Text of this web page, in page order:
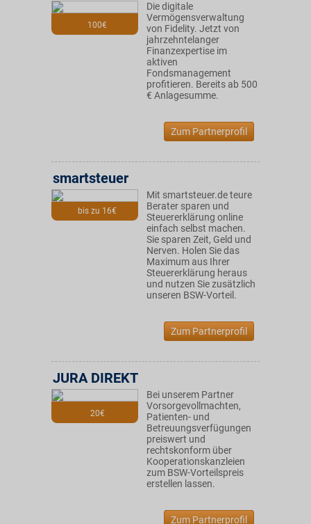
100€
Die digitale
Vermögensverwaltung
von Fidelity. Jetzt von
jahrzehntelanger
Finanzexpertise im
aktiven
Fondsmanagement
profitieren. Bereits ab 500
€ Anlagesumme.
Zum Partnerprofil
bis zu 16€
smartsteuer
Mit smartsteuer.de teure
Berater sparen und
Steuererklärung online
einfach selbst machen.
Sie sparen Zeit, Geld und
Nerven. Holen Sie das
Maximum aus Ihrer
Steuererklärung heraus
und nutzen Sie zusätzlich
unseren BSW-Vorteil.
Zum Partnerprofil
20€
JURA DIREKT
Bei unserem Partner
Vorsorgevollmachten,
Patienten- und
Betreuungsverfügungen
preiswert und
rechtskonform über
Kooperationskanzleien
zum BSW-Vorteilspreis
erstellen lassen.
Zum Partnerprofil